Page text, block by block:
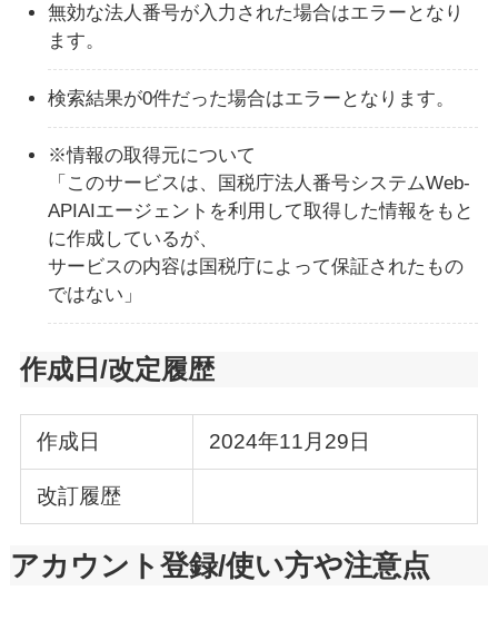
無効な法人番号が入力された場合はエラーとなり
ます。
検索結果が0件だった場合はエラーとなります。
※情報の取得元について
「このサービスは、国税庁法人番号システムWeb-
APIAIエージェントを利用して取得した情報をもと
に作成しているが、
サービスの内容は国税庁によって保証されたもの
ではない」
作成日/改定履歴
作成日 2024年11月29日
改訂履歴
アカウント登録/使い方や注意点